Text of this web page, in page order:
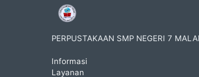
PERPUSTAKAAN SMP NEGERI 7
Informasi
Layanan